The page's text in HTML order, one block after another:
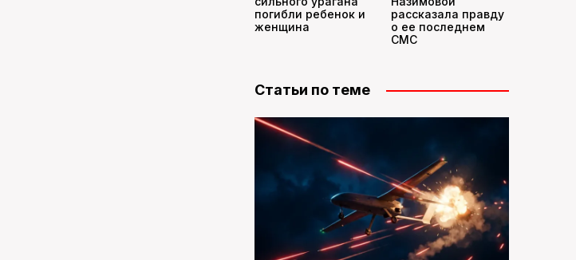
погибли ребенок и
женщина
рассказала правду
о ее последнем
СМС
Статьи по теме